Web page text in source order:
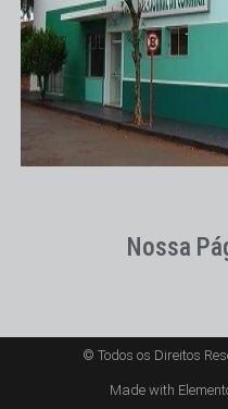
Nossa
© Todos os Direitos
Made with